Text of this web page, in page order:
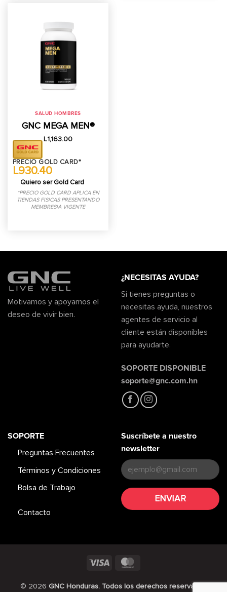
SALUD HOMBRES
GNC MEGA MEN®
L1,163.00
PRECIO GOLD CARD*
L930.40
Quiero ser Gold Card
*PRECIO GOLD CARD APLICA EN
TIENDAS FISICAS PRESENTANDO
MEMBRESIA VIGENTE
Motivamos y apoyamos el
deseo de vivir bien.
¿NECESITAS AYUDA?
Si tienes preguntas o
necesitas ayuda, nuestros
agentes de servicio al
cliente están disponibles
para ayudarte.
SOPORTE DISPONIBLE
soporte@gnc.com.hn
SOPORTE
Preguntas Frecuentes
Términos y Condiciones
Bolsa de Trabajo
Contacto
Suscríbete a nuestro
newsletter
Visa
© 2026 GNC Honduras. Todos los derechos reservados